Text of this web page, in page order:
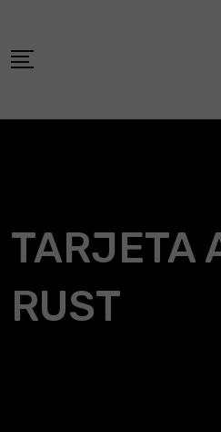
content
TARJETA
RUST